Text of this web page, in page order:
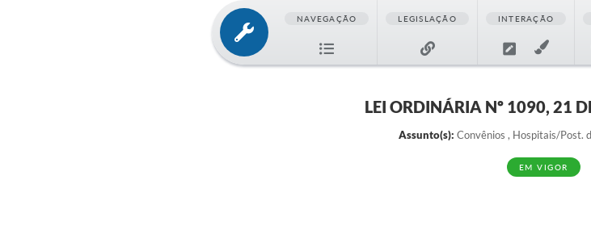
NAVEGAÇÃO LEGISLAÇÃO INTERAÇÃO
LEI ORDINÁRIA Nº 1090, 21
Assunto(s): Convênios , Hospitais/Post.
EM VIGOR